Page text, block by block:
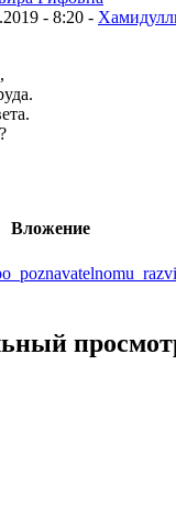
- 8:20 -
Вложение